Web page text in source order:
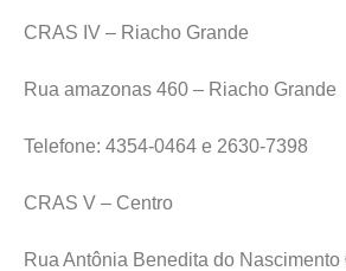
CRAS IV – Riacho Grande
Rua amazonas 460 – Riacho Grande
Telefone: 4354-0464 e 2630-7398
CRAS V – Centro
Rua Antônia Benedita do Nascimento